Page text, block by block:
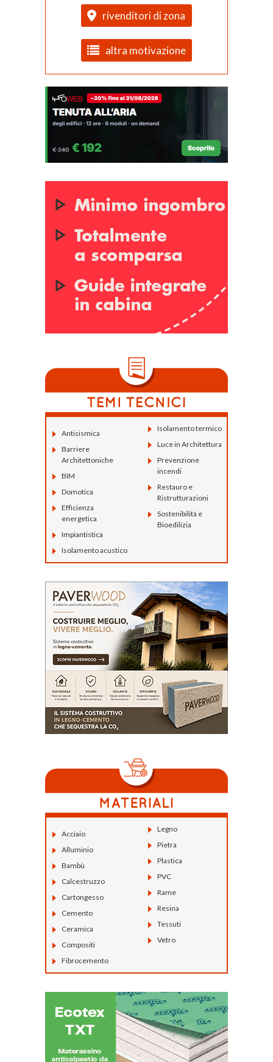
rivenditori di zona
altra motivazione
Antisismica
Barriere
Architettoniche
BIM
Domotica
Efficienza
energetica
Impiantistica
Isolamento acustico
Isolamento termico
Luce in Architettura
Prevenzione
incendi
Restauro e
Ristrutturazioni
Sostenibilità e
Bioedilizia
Acciaio
Alluminio
Bambù
Calcestruzzo
Cartongesso
Cemento
Ceramica
Compositi
Fibrocemento
Legno
Pietra
Plastica
PVC
Rame
Resina
Tessuti
Vetro